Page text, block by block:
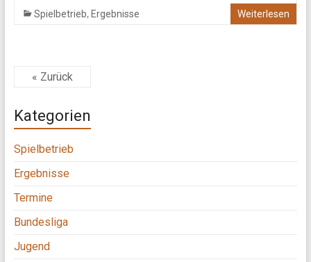
Spielbetrieb, Ergebnisse Weiterlesen
« Zurück
Kategorien
Spielbetrieb
Ergebnisse
Termine
Bundesliga
Jugend